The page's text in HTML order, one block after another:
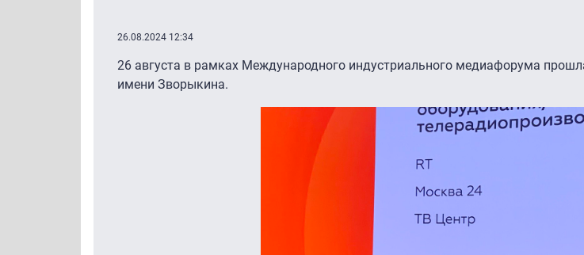
26.08.2024 12:34
26 августа в рамках Международного индустриального медиафорума
имени Зворыкина.